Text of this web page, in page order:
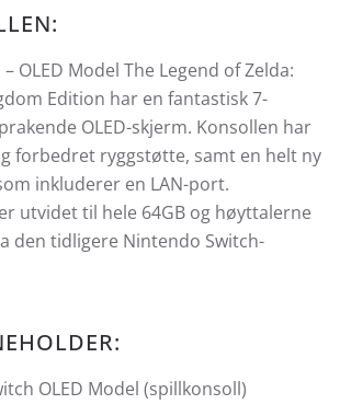
OLED Model The Legend of Zelda:
Edition har en fantastisk 7-
OLED-skjerm. Konsollen har
forbedret ryggstøtte, samt en helt ny
inkluderer en LAN-port.
utvidet til hele 64GB og høyttalerne
den tidligere Nintendo Switch-
OLED Model (spillkonsoll)